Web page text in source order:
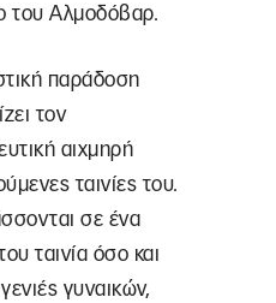
του Αλμοδόβαρ.
παράδοση
τον
αιχμηρή
ταινίες του.
σε ένα
ταινία όσο και
γυναικών,